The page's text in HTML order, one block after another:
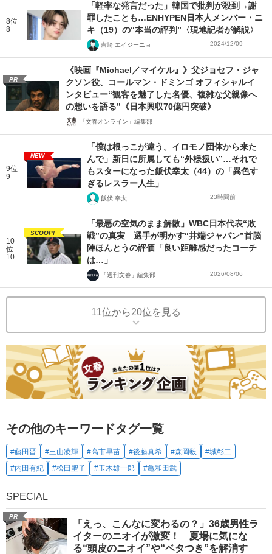
8位
8
「軽率な発言だった」韓国で批判が殺到→謝
罪したことも…ENHYPEN日本人メンバー・ニ
キ（19）の“本当の評判”〈現地記者が解説〉
吉崎 エイジーニョ 2024/12/09
PR
《映画『Michael／マイケル』》父ジョセフ・ジャ
クソン役、コールマン・ドミンゴ オフィシャルイ
ンタビュー“観客を魅了した名優、複雑な父親像へ
の想いを語る”《日本興収70億円突破》
「文春オンライン」編集部
9位
9
NEW
「僕は根っこが違う。イロモノ団体から来た
んで」新日に所属しても“外様扱い”…それで
もスターになった飯伏幸太（44）の「異色す
ぎるレスラー人生」
飯伏 幸太 23時間前
10
位
10
SCOOP!
「最悪の空気のまま解散」WBC日本代表“敗
戦”の真実 選手が明かす“井端ジャパン”首脳
陣ほんとうの評価「良い距離感だったコーチ
は…」
「週刊文春」編集部 2026/08/06
11位から20位を見る
その他のキーワードタグ一覧
#藤田晋 #三山凌輝 #高市早苗 #後藤真希 #森岡毅
#城彰二
#内田有紀
#松田聖子 #玉木雄一郎 #亀和田武
SPECIAL
PR
「えっ、こんなに変わるの？」36歳男性ラ
イターのニオイが激変！ 夏場に気にな
る“頭皮のニオイ”や“ベタつき”を解消す